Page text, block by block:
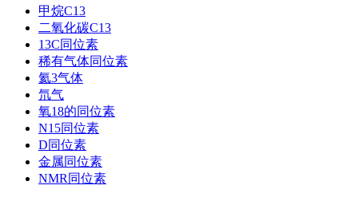
甲烷C13
二氧化碳C13
13C同位素
稀有气体同位素
氦3气体
氘气
氧18的同位素
N15同位素
D同位素
金属同位素
NMR同位素